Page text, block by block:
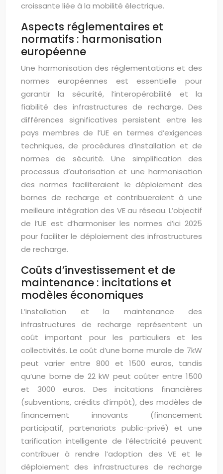
croissante liée à la mobilité électrique.
Aspects réglementaires et
normatifs : harmonisation
européenne
Une harmonisation des réglementations et des
normes européennes est essentielle pour
garantir la sécurité, l’interopérabilité et la
fiabilité des infrastructures de recharge. Des
différences significatives persistent entre les
pays membres de l’UE en termes d’exigences
techniques, de procédures d’installation et de
normes de sécurité. Une simplification des
processus d’autorisation et une harmonisation
des normes faciliteraient le déploiement des
bornes de recharge et contribueraient à une
meilleure intégration des VE au réseau. L’objectif
de l’UE est d’harmoniser les normes d’ici 2025
pour faciliter le déploiement des infrastructures
de recharge.
Coûts d’investissement et de
maintenance : incitations et
modèles économiques
L’installation et la maintenance des
infrastructures de recharge représentent un
coût important pour les particuliers et les
collectivités. Le coût d’une borne murale de 7kW
peut varier entre 800 et 1500 euros, tandis
qu’une borne de 22 kW peut coûter entre 1500
et 3000 euros. Des incitations financières
(subventions, crédits d’impôt), des modèles de
financement innovants (financement
participatif, partenariats public-privé) et une
tarification intelligente de l’électricité peuvent
contribuer à rendre l’adoption des VE et le
déploiement des infrastructures de recharge